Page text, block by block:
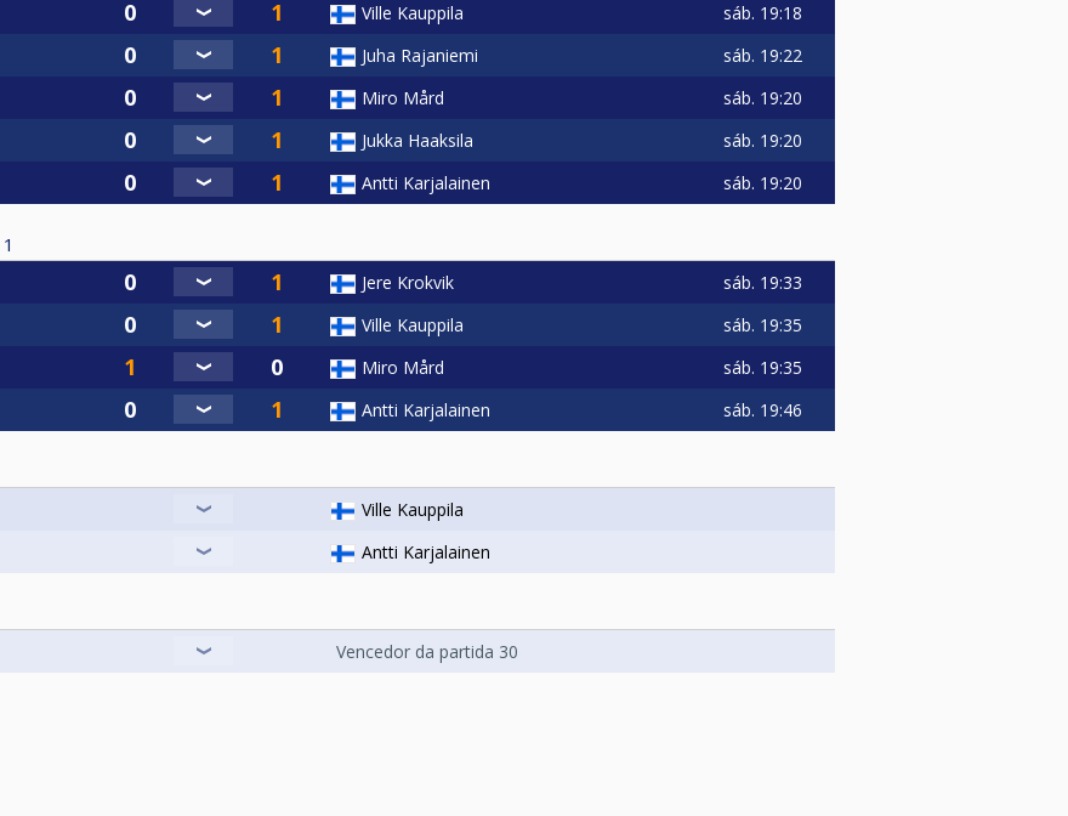
Ville Kauppila sáb. 19:18
Juha Rajaniemi sáb. 19:22
Miro Mård sáb. 19:20
Jukka Haaksila sáb. 19:20
Antti Karjalainen sáb. 19:20
1
Jere Krokvik sáb. 19:33
Ville Kauppila sáb. 19:35
Miro Mård sáb. 19:35
Antti Karjalainen sáb. 19:46
Ville Kauppila
Antti Karjalainen
Vencedor da partida 30